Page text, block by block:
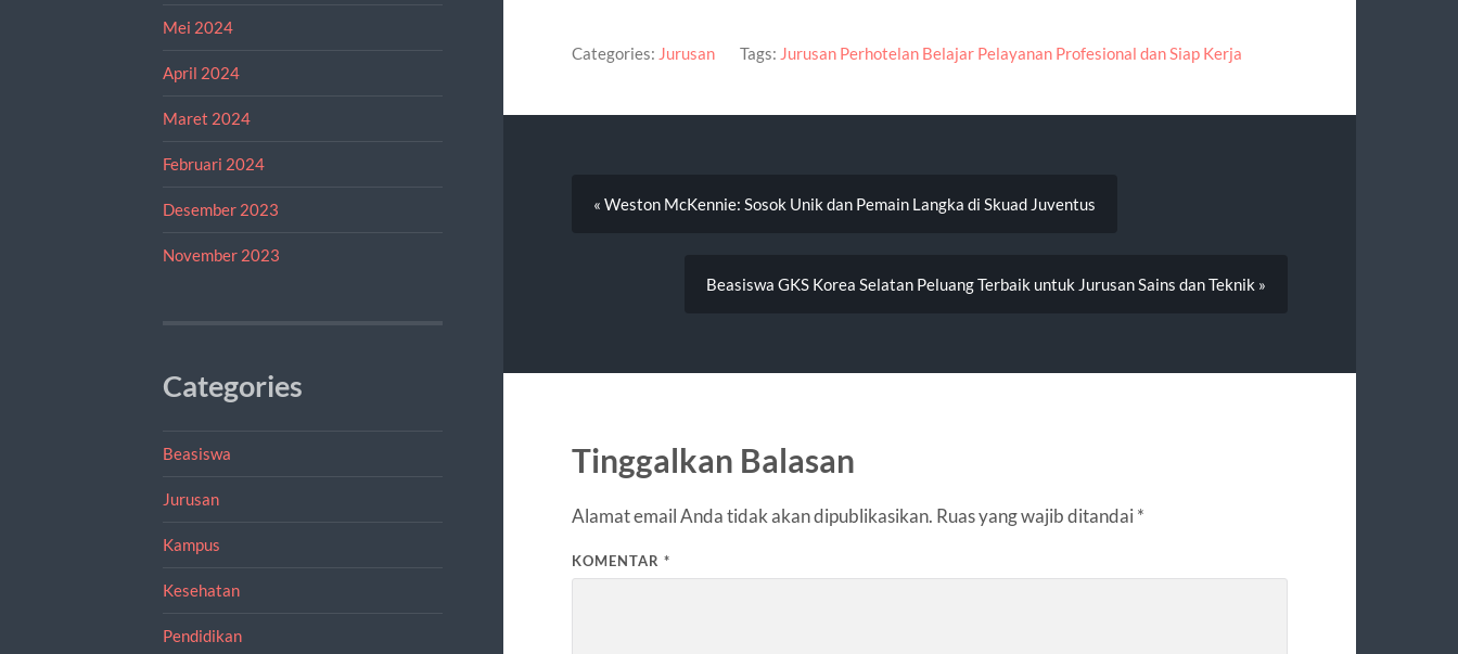
Mei 2024
April 2024
Maret 2024
Februari 2024
Desember 2023
November 2023
Categories
Beasiswa
Jurusan
Kampus
Kesehatan
Pendidikan
Categories: Jurusan Tags: Jurusan Perhotelan Belajar Pelayanan Profesional dan Siap Kerja
« Weston McKennie: Sosok Unik dan Pemain Langka di Skuad Juventus
Beasiswa GKS Korea Selatan Peluang Terbaik untuk Jurusan Sains dan Teknik »
Tinggalkan Balasan
Alamat email Anda tidak akan dipublikasikan. Ruas yang wajib ditandai *
KOMENTAR *